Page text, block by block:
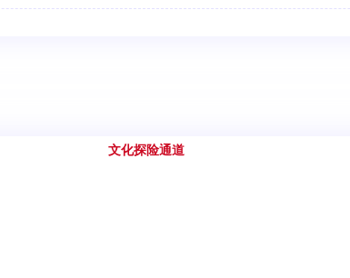
文化探险通道